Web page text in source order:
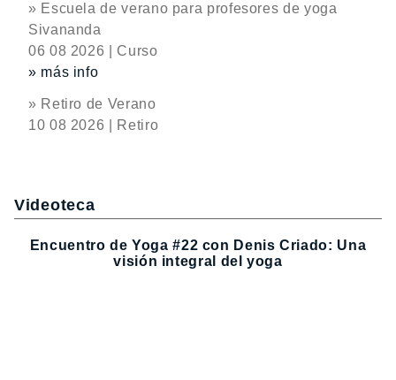
» Escuela de verano para profesores de yoga
Sivananda
06 08 2026 | Curso
» más info
» Retiro de Verano
10 08 2026 | Retiro
Videoteca
Encuentro de Yoga #22 con Denis Criado: Una
visión integral del yoga